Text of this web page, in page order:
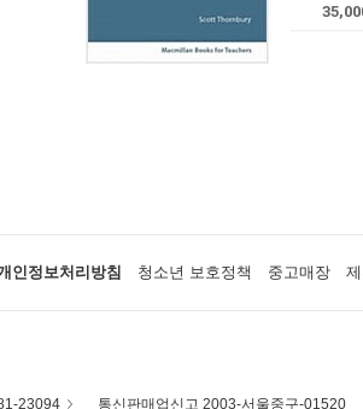
인정보처리방침 청소년 보호정책 중고매장
23094 통신판매업신고 2003-서울중구-01520